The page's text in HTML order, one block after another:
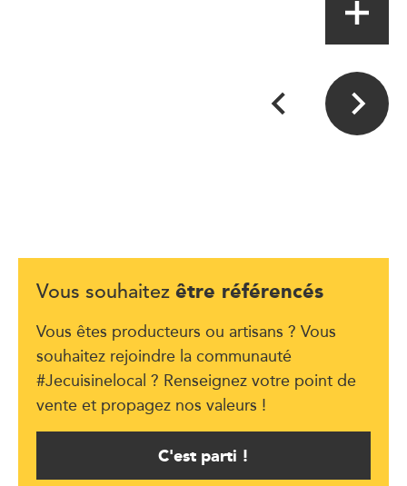
Vous souhaitez être référencés
Vous êtes producteurs ou artisans ? Vous
souhaitez rejoindre la communauté
#Jecuisinelocal ? Renseignez votre point de
vente et propagez nos valeurs !
C'est parti !